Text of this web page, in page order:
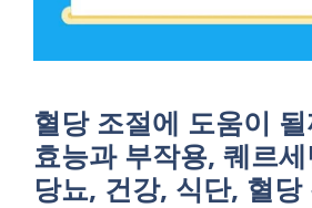
혈당 조절에 도움이
효능과 부작용, 퀘르
당뇨, 건강, 식단, 혈당